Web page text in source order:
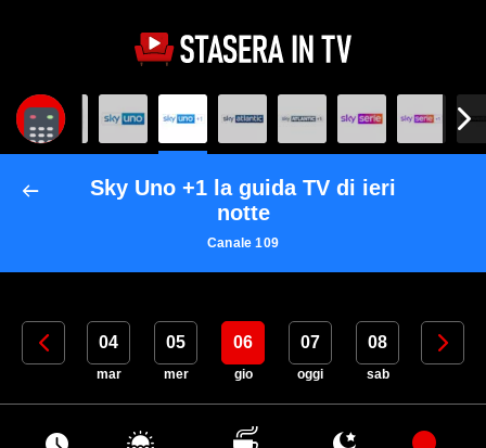
Sky Uno +1 la guida TV di ieri
notte
Canale 109
03 04
mar
05
mer
06
gio
07
oggi
08
sab
09